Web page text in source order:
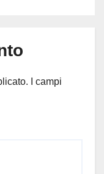
I campi